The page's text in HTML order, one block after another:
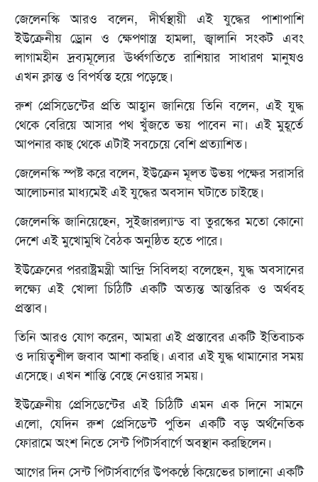
জেলেনস্কি আরও বলেন, দীর্ঘস্থায়ী এই যুদ্ধের পাশাপাশি
ইউক্রেনীয় ড্রোন ও ক্ষেপণাস্ত্র হামলা, জ্বালানি সংকট এবং
লাগামহীন দ্রব্যমূল্যের ঊর্ধ্বগতিতে রাশিয়ার সাধারণ মানুষও
এখন ক্লান্ত ও বিপর্যস্ত হয়ে পড়েছে।
রুশ প্রেসিডেন্টের প্রতি আহ্বান জানিয়ে তিনি বলেন, এই যুদ্ধ
থেকে বেরিয়ে আসার পথ খুঁজতে ভয় পাবেন না। এই মুহূর্তে
আপনার কাছ থেকে এটাই সবচেয়ে বেশি প্রত্যাশিত।
জেলেনস্কি স্পষ্ট করে বলেন, ইউক্রেন মূলত উভয় পক্ষের সরাসরি
আলোচনার মাধ্যমেই এই যুদ্ধের অবসান ঘটাতে চাইছে।
জেলেনস্কি জানিয়েছেন, সুইজারল্যান্ড বা তুরস্কের মতো কোনো
দেশে এই মুখোমুখি বৈঠক অনুষ্ঠিত হতে পারে।
ইউক্রেনের পররাষ্ট্রমন্ত্রী আন্দ্রি সিবিলহা বলেছেন, যুদ্ধ অবসানের
লক্ষ্যে এই খোলা চিঠিটি একটি অত্যন্ত আন্তরিক ও অর্থবহ
প্রস্তাব।
তিনি আরও যোগ করেন, আমরা এই প্রস্তাবের একটি ইতিবাচক
ও দায়িত্বশীল জবাব আশা করছি। এবার এই যুদ্ধ থামানোর সময়
এসেছে। এখন শান্তি বেছে নেওয়ার সময়।
ইউক্রেনীয় প্রেসিডেন্টের এই চিঠিটি এমন এক দিনে সামনে
এলো, যেদিন রুশ প্রেসিডেন্ট পুতিন একটি বড় অর্থনৈতিক
ফোরামে অংশ নিতে সেন্ট পিটার্সবার্গে অবস্থান করছিলেন।
আগের দিন সেন্ট পিটার্সবার্গের উপকণ্ঠে কিয়েভের চালানো একটি